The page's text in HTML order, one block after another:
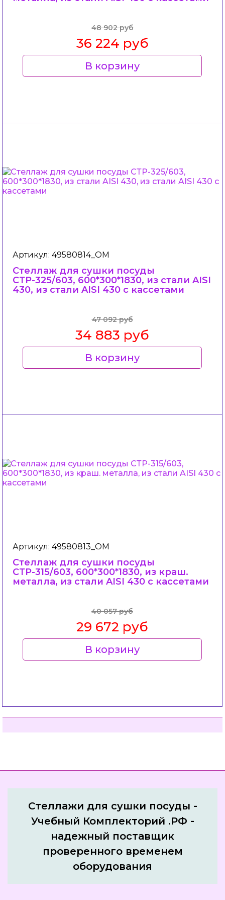
48 902 руб
36 224 руб
В корзину
Артикул: 49580814_ОМ
Стеллаж для сушки посуды
СТР-325/603, 600*300*1830, из стали AISI
430, из стали AISI 430 c кассетами
47 092 руб
34 883 руб
В корзину
Артикул: 49580813_ОМ
Стеллаж для сушки посуды
СТР-315/603, 600*300*1830, из краш.
металла, из стали AISI 430 c кассетами
40 057 руб
29 672 руб
В корзину
Стеллажи для сушки посуды -
Учебный Комплекторий .РФ -
надежный поставщик
проверенного временем
оборудования